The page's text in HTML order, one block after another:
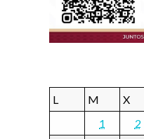
L M X
1
2